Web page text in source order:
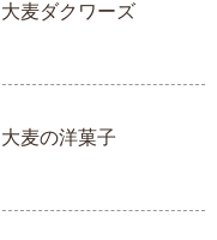
大麦ダクワーズ
大麦の洋菓子